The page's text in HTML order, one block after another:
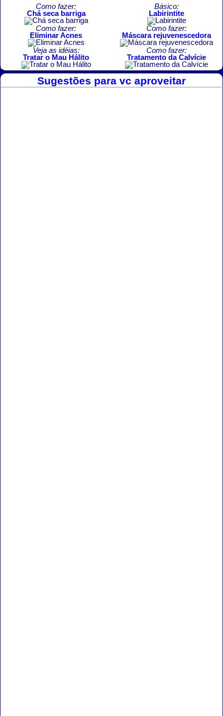
Como fazer:
Chá seca barriga
Básico:
Labirintite
Como fazer:
Eliminar Acnes
Como fazer:
Máscara rejuvenescedora
Veja as idéias:
Tratar o Mau Hálito
Como fazer:
Tratamento da Calvície
Sugestões para vc aproveitar